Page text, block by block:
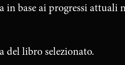
base ai progressi attuali
libro selezionato.